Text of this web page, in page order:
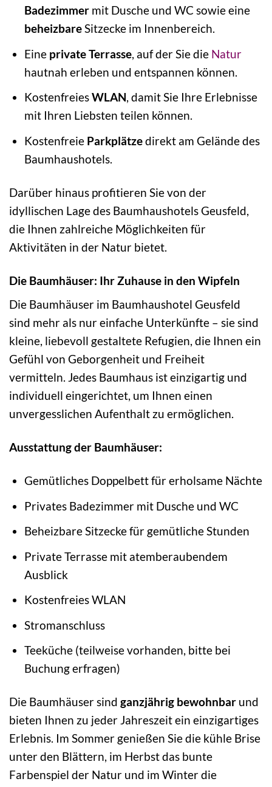
Badezimmermit Dusche und WC sowie eine
beheizbareSitzecke im Innenbereich.
Eine private Terrasse, auf der Sie die Natur
hautnah erleben und entspannen können.
KostenfreiesWLAN, damit Sie Ihre Erlebnisse
mit Ihren Liebsten teilen können.
Kostenfreie Parkplätzedirekt am Gelände des
Baumhaushotels.
Darüber hinaus profitieren Sie von der
idyllischen Lage des Baumhaushotels Geusfeld,
die Ihnen zahlreiche Möglichkeiten für
Aktivitäten in der Natur bietet.
Die Baumhäuser: Ihr Zuhause in den Wipfeln
Die Baumhäuser im Baumhaushotel Geusfeld
sind mehr als nur einfache Unterkünfte – sie sind
kleine, liebevoll gestaltete Refugien, die Ihnen ein
Gefühl von Geborgenheit und Freiheit
vermitteln. Jedes Baumhaus ist einzigartig und
individuell eingerichtet, um Ihnen einen
unvergesslichen Aufenthalt zu ermöglichen.
Ausstattung der Baumhäuser:
Gemütliches Doppelbett für erholsame Nächte
Privates Badezimmer mit Dusche und WC
Beheizbare Sitzecke für gemütliche Stunden
Private Terrasse mit atemberaubendem
Ausblick
Kostenfreies WLAN
Stromanschluss
Teeküche (teilweise vorhanden, bitte bei
Buchung erfragen)
Die Baumhäuser sind ganzjährig bewohnbar und
bieten Ihnen zu jeder Jahreszeit ein einzigartiges
Erlebnis. Im Sommer genießen Sie die kühle Brise
unter den Blättern, im Herbst das bunte
Farbenspiel der Natur und im Winter die